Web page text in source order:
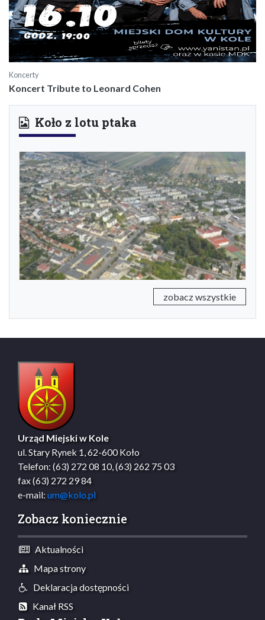
Koncerty
Koncert Tribute to Leonard Cohen
Koło z lotu ptaka
Previous Next
zobacz wszystkie
Urząd Miejski w Kole
ul. Stary Rynek 1, 62-600 Koło
Telefon: (63) 272 08 10, (63) 262 75 03
fax (63) 272 29 84
e-mail: um@kolo.pl
Zobacz koniecznie
Aktualności
Mapa strony
Deklaracja dostępności
Kanał RSS